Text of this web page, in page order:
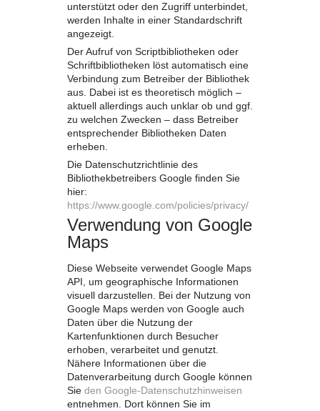
unterstützt oder den Zugriff unterbindet,
werden Inhalte in einer Standardschrift
angezeigt.
Der Aufruf von Scriptbibliotheken oder
Schriftbibliotheken löst automatisch eine
Verbindung zum Betreiber der Bibliothek
aus. Dabei ist es theoretisch möglich –
aktuell allerdings auch unklar ob und ggf.
zu welchen Zwecken – dass Betreiber
entsprechender Bibliotheken Daten
erheben.
Die Datenschutzrichtlinie des
Bibliothekbetreibers Google finden Sie
hier:
https://www.google.com/policies/privacy/
Verwendung von Google
Maps
Diese Webseite verwendet Google Maps
API, um geographische Informationen
visuell darzustellen. Bei der Nutzung von
Google Maps werden von Google auch
Daten über die Nutzung der
Kartenfunktionen durch Besucher
erhoben, verarbeitet und genutzt.
Nähere Informationen über die
Datenverarbeitung durch Google können
Sie den Google-Datenschutzhinweisen
entnehmen. Dort können Sie im